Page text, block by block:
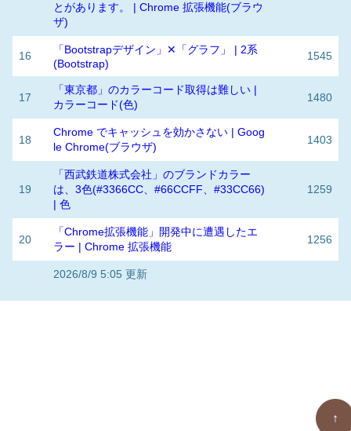
とがあります。 | Chrome 拡張機能(ブラウ
ザ)
16
「Bootstrapデザイン」✕「グラフ」 | 2系
(Bootstrap)
1545
17
「東京都」のカラーコード取得は難しい |
カラーコード(色)
1480
18
Chrome でキャッシュを効かさない | Goog
le Chrome(ブラウザ)
1403
19
「西武鉄道株式会社」のブランドカラー
は、3色(#3366CC、#66CCFF、#33CC66)
| 色
1259
20
「Chrome拡張機能」開発中に遭遇したエ
ラー | Chrome 拡張機能
1256
2026/8/9 5:05 更新
↑